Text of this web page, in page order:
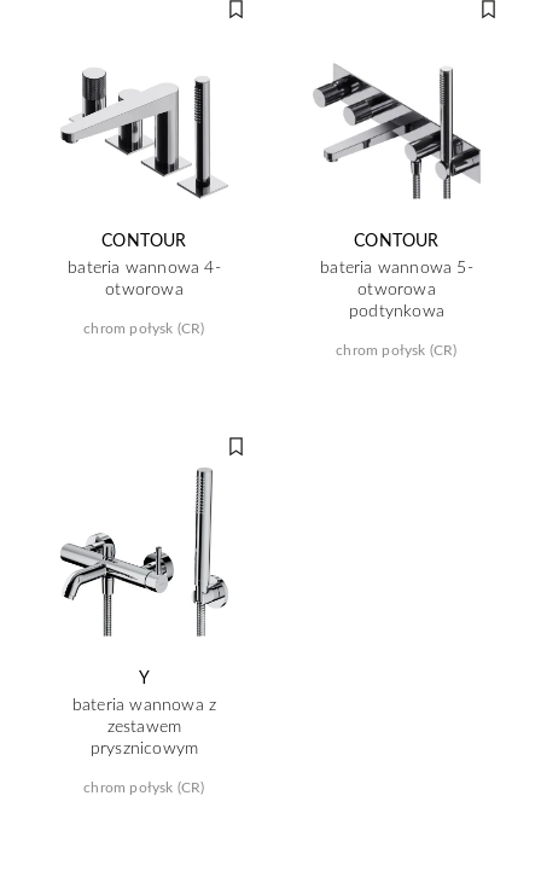
CONTOUR
bateria wannowa 4-
otworowa
chrom połysk (CR)
CONTOUR
bateria wannowa 5-
otworowa
podtynkowa
chrom połysk (CR)
Y
bateria wannowa z
zestawem
prysznicowym
chrom połysk (CR)